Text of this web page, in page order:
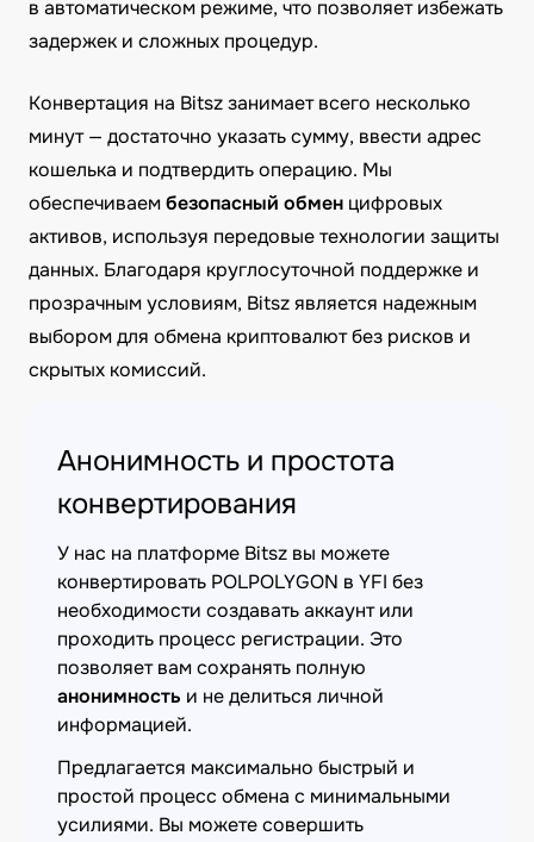
в автоматическом режиме, что позволяет избежать
задержек и сложных процедур.
Конвертация на Bitsz занимает всего несколько
минут — достаточно указать сумму, ввести адрес
кошелька и подтвердить операцию. Мы
обеспечиваембезопасный обмен цифровых
активов, используя передовые технологии защиты
данных. Благодаря круглосуточной поддержке и
прозрачным условиям, Bitsz является надежным
выбором для обмена криптовалют без рисков и
скрытых комиссий.
Анонимность и простота
конвертирования
У нас на платформе Bitsz вы можете
конвертировать POLPOLYGON в YFI без
необходимости создавать аккаунт или
проходить процесс регистрации. Это
позволяет вам сохранять полную
анонимность и не делиться личной
информацией.
Предлагается максимально быстрый и
простой процесс обмена с минимальными
усилиями. Вы можете совершить